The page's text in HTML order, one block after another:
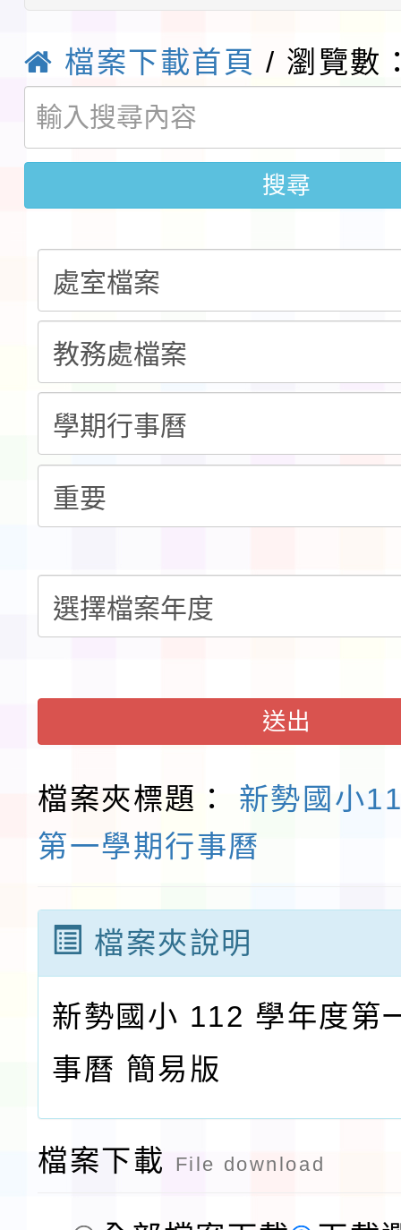
展演活動實施計畫」
請一案
教育部校安中心白海豚
報
淨零綠領人才培育課程
檢送桃園市115學年度
及師生本土語及新住民
實施要點各1份
115年食農教育專業人
程
函轉國家通訊傳播委員
鎮韌性（防空）演習－
速演練執行計畫」
「115年金融知識線上
法」
本校115學年度第1學
第3次招考代課鐘點教
告(不再辦理後續甄選)
檢送「桃園市115學年
賽實施要點」1份
本市「115學年度學生
程安排一案
「桃園市補助參觀特色
展演活動實施計畫」
請一案
檔案下載首頁 / 瀏覽數
搜尋
送出
檔案夾標題：
新勢國小
第一學期行事曆
檔案夾說明
新勢國小 112 學年度第
事曆 簡易版
檔案下載 File download